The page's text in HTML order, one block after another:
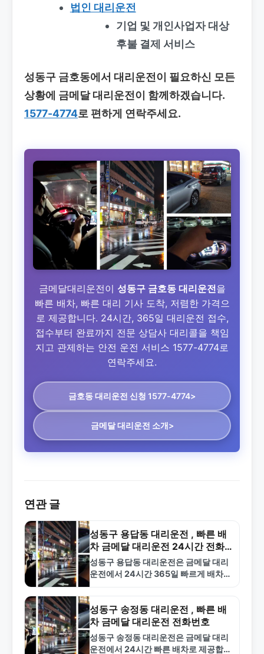
법인 대리운전
기업 및 개인사업자 대상
후불 결제 서비스
성동구 금호동에서 대리운전이 필요하신 모든
상황에 금메달 대리운전이 함께하겠습니다.
1577-4774로 편하게 연락주세요.
금메달대리운전이 성동구 금호동 대리운전을
빠른 배차, 빠른 대리 기사 도착, 저렴한 가격으
로 제공합니다. 24시간, 365일 대리운전 접수,
접수부터 완료까지 전문 상담사 대리콜을 책임
지고 관제하는 안전 운전 서비스 1577-4774로
연락주세요.
금호동 대리운전 신청 1577-4774>
금메달 대리운전 소개>
연관 글
성동구 용답동 대리운전 , 빠른 배
차 금메달 대리운전 24시간 전화
상담
성동구 용답동 대리운전은 금메달 대리
운전에서 24시간 365일 빠르게 배차해
위입니다.
성동구 송정동 대리운전 , 빠른 배
차 금메달 대리운전 전화번호
성동구 송정동 대리운전은 금메달 대리
운전에서 24시간 빠른 배차로 제공합니